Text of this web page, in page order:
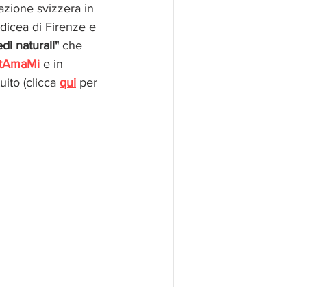
svizzera in
di Firenze e
naturali" che
e in
(clicca qui per